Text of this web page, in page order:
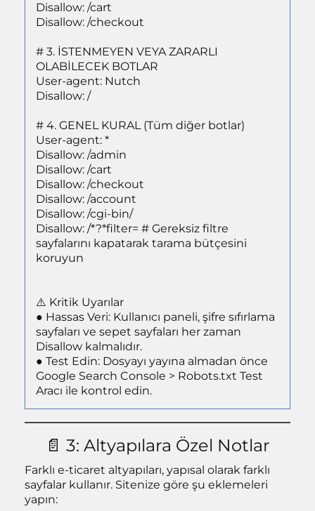
Disallow: /cart
Disallow: /checkout
# 3. İSTENMEYEN VEYA ZARARLI
OLABİLECEK BOTLAR
User-agent: Nutch
Disallow: /
# 4. GENEL KURAL (Tüm diğer botlar)
User-agent: *
Disallow: /admin
Disallow: /cart
Disallow: /checkout
Disallow: /account
Disallow: /cgi-bin/
Disallow: /*?*filter= # Gereksiz filtre
sayfalarını kapatarak tarama bütçesini
koruyun
⚠️ Kritik Uyarılar
● Hassas Veri: Kullanıcı paneli, şifre sıfırlama
sayfaları ve sepet sayfaları her zaman
Disallow kalmalıdır.
● Test Edin: Dosyayı yayına almadan önce
Google Search Console > Robots.txt Test
Aracı ile kontrol edin.
📄 3: Altyapılara Özel Notlar
Farklı e-ticaret altyapıları, yapısal olarak farklı
sayfalar kullanır. Sitenize göre şu eklemeleri
yapın: